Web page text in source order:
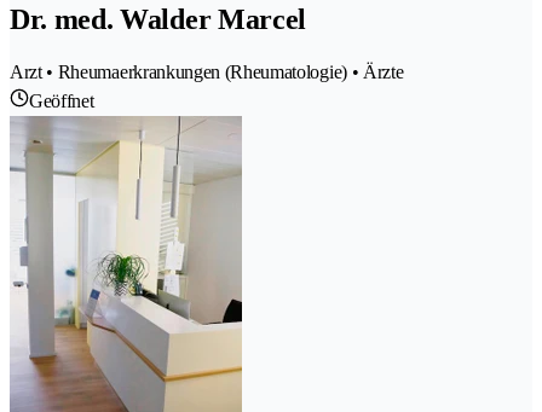
Dr. med. Walder Marcel
Arzt • Rheumaerkrankungen (Rheumatologie) • Ärzte
Geöffnet